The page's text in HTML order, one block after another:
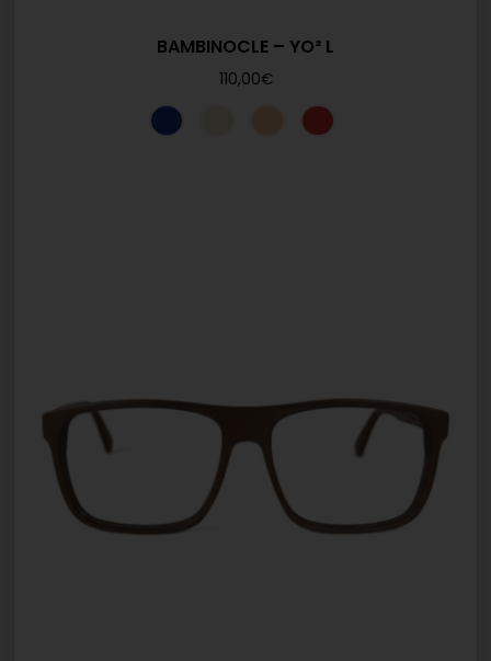
BAMBINOCLE – YO² L
110,00€